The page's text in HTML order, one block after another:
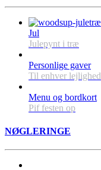
Jul
Julepynt i træ
Personlige gaver
Til enhver lejlighed
Menu og bordkort
Pif festen op
NØGLERINGE